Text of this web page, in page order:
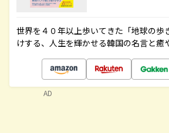
世界を４０年以上歩いてきた「地球の歩
けする、人生を輝かせる韓国の名言と癒
AD